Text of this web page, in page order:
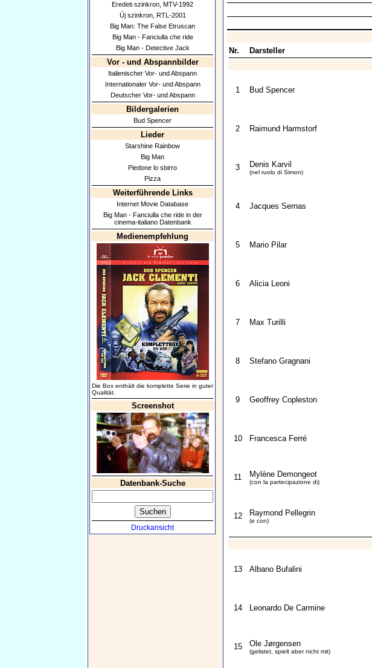
Eredeti szinkron, MTV-1992
Új szinkron, RTL-2001
Big Man: The False Etruscan
Big Man - Fanciulla che ride
Big Man - Detective Jack
Vor - und Abspannbilder
Italienischer Vor- und Abspann
Internationaler Vor- und Abspann
Deutscher Vor- und Abspann
Bildergalerien
Bud Spencer
Lieder
Starshine Rainbow
Big Man
Piedone lo sbirro
Pizza
Weiterführende Links
Internet Movie Database
Big Man - Fanciulla che ride in der
cinema-italiano Datenbank
Medienempfehlung
Die Box enthält die komplette Serie in guter
Qualität.
Screenshot
Datenbank-Suche
Druckansicht
Nr.
Darsteller
1 Bud Spencer
2 Raimund Harmstorf
3 Denis Karvil
(nel ruolo di Simon)
4 Jacques Sernas
5 Mario Pilar
6 Alicia Leoni
7 Max Turilli
8 Stefano Gragnani
9 Geoffrey Copleston
10 Francesca Ferré
11 Mylène Demongeot
(con la partecipazione di)
12 Raymond Pellegrin
(e con)
13 Albano Bufalini
14 Leonardo De Carmine
15 Ole Jørgensen
(gelistet, spielt aber nicht mit)